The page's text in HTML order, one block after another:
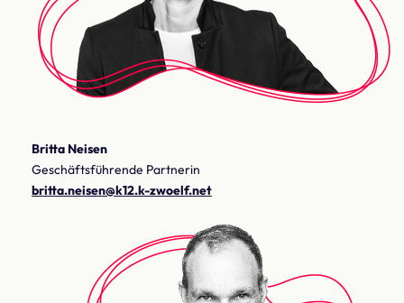
Britta Neisen
Geschäftsführende Partnerin
britta.neisen@k12.k-zwoelf.net